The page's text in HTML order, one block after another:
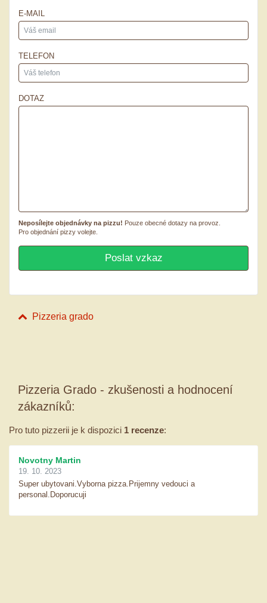
E-MAIL
TELEFON
DOTAZ
Neposílejte objednávky na pizzu! Pouze obecné dotazy na provoz.
Pro objednání pizzy volejte.
Pizzeria grado
Pizzeria Grado - zkušenosti a hodnocení
zákazníků:
Pro tuto pizzerii je k dispozici 1 recenze:
Novotny Martin
19. 10. 2023
Super ubytovani.Vyborna pizza.Prijemny vedouci a
personal.Doporucuji